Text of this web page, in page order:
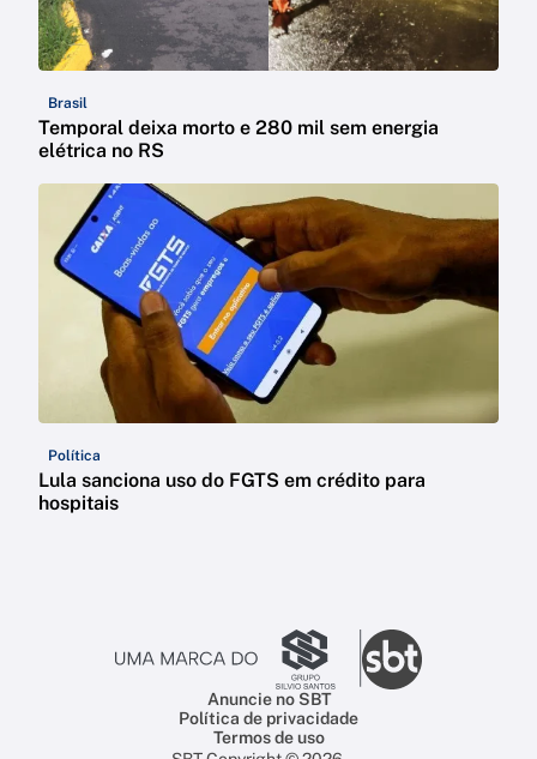
Brasil
Temporal deixa morto e 280 mil sem energia
elétrica no RS
Política
Lula sanciona uso do FGTS em crédito para
hospitais
Anuncie no SBT
Política de privacidade
Termos de uso